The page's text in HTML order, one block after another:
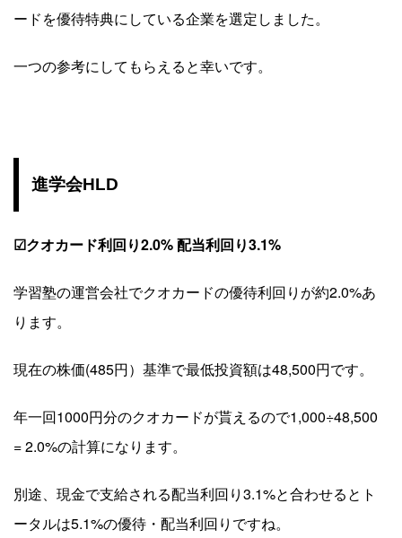
ードを優待特典にしている企業を選定しました。
一つの参考にしてもらえると幸いです。
進学会HLD
☑クオカード利回り2.0% 配当利回り3.1%
学習塾の運営会社でクオカードの優待利回りが約2.0%あ
ります。
現在の株価(485円）基準で最低投資額は48,500円です。
年一回1000円分のクオカードが貰えるので1,000÷48,500
= 2.0%の計算になります。
別途、現金で支給される配当利回り3.1%と合わせるとト
ータルは5.1%の優待・配当利回りですね。